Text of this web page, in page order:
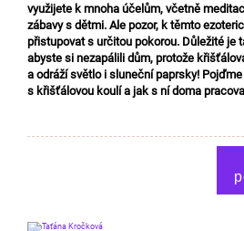
využijete k mnoha účelům, včetně
zábavy s dětmi. Ale pozor, k těmto
přistupovat s určitou pokorou. Důležité je
abyste si nezapálili dům, protože
a odráží světlo i sluneční paprsky!
s křišťálovou koulí a jak s ní doma